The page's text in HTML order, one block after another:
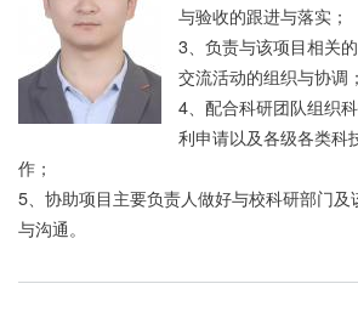
与验收的跟进与落实；
3、负责与该项目相关
交流活动的组织与协调；
4、配合科研团队组织
利申请以及各级各类科
作；
5、协助项目主要负责人做好与校科研部门
与沟通。